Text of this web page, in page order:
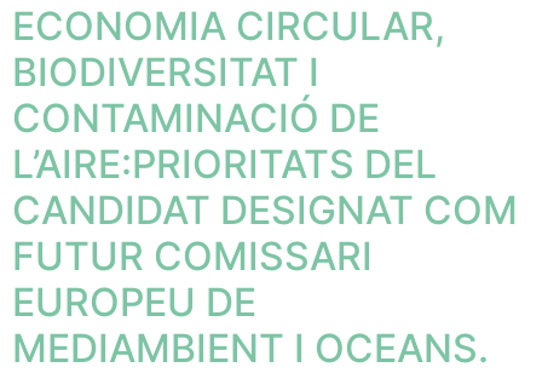
ECONOMIA CIRCULAR,
BIODIVERSITAT I
CONTAMINACIÓ DE
L’AIRE:PRIORITATS DEL
CANDIDAT DESIGNAT COM
FUTUR COMISSARI
EUROPEU DE
MEDIAMBIENT I OCEANS.